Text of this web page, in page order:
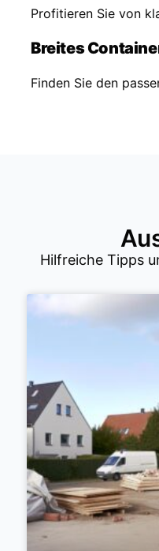
Profitieren Sie von
Breites
Finden Sie den
Hilfreiche Tipps